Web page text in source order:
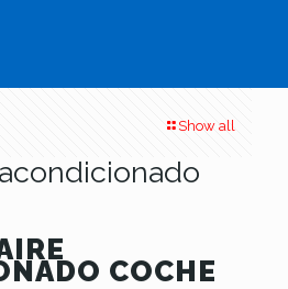
Show all
COCHE